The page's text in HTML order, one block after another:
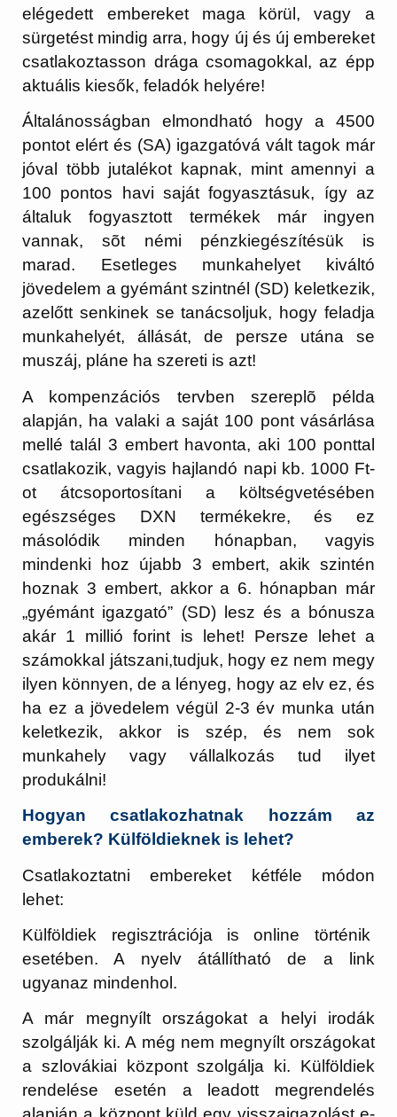
elégedett embereket maga körül, vagy a
sürgetést mindig arra, hogy új és új embereket
csatlakoztasson drága csomagokkal, az épp
aktuális kiesők, feladók helyére!
Általánosságban elmondható hogy a 4500
pontot elért és (SA) igazgatóvá vált tagok már
jóval több jutalékot kapnak, mint amennyi a
100 pontos havi saját fogyasztásuk, így az
általuk fogyasztott termékek már ingyen
vannak, sõt némi pénzkiegészítésük is
marad. Esetleges munkahelyet kiváltó
jövedelem a gyémánt szintnél (SD) keletkezik,
azelőtt senkinek se tanácsoljuk, hogy feladja
munkahelyét, állását, de persze utána se
muszáj, pláne ha szereti is azt!
A kompenzációs tervben szereplõ példa
alapján, ha valaki a saját 100 pont vásárlása
mellé talál 3 embert havonta, aki 100 ponttal
csatlakozik, vagyis hajlandó napi kb. 1000 Ft-
ot átcsoportosítani a költségvetésében
egészséges DXN termékekre, és ez
másolódik minden hónapban, vagyis
mindenki hoz újabb 3 embert, akik szintén
hoznak 3 embert, akkor a 6. hónapban már
„gyémánt igazgató” (SD) lesz és a bónusza
akár 1 millió forint is lehet! Persze lehet a
számokkal játszani,tudjuk, hogy ez nem megy
ilyen könnyen, de a lényeg, hogy az elv ez, és
ha ez a jövedelem végül 2-3 év munka után
keletkezik, akkor is szép, és nem sok
munkahely vagy vállalkozás tud ilyet
produkálni!
Hogyan csatlakozhatnak hozzám az
emberek? Külföldieknek is lehet?
Csatlakoztatni embereket kétféle módon
lehet:
Külföldiek regisztrációja is online történik
esetében. A nyelv átállítható de a link
ugyanaz mindenhol.
A már megnyílt országokat a helyi irodák
szolgálják ki. A még nem megnyílt országokat
a szlovákiai központ szolgálja ki. Külföldiek
rendelése esetén a leadott megrendelés